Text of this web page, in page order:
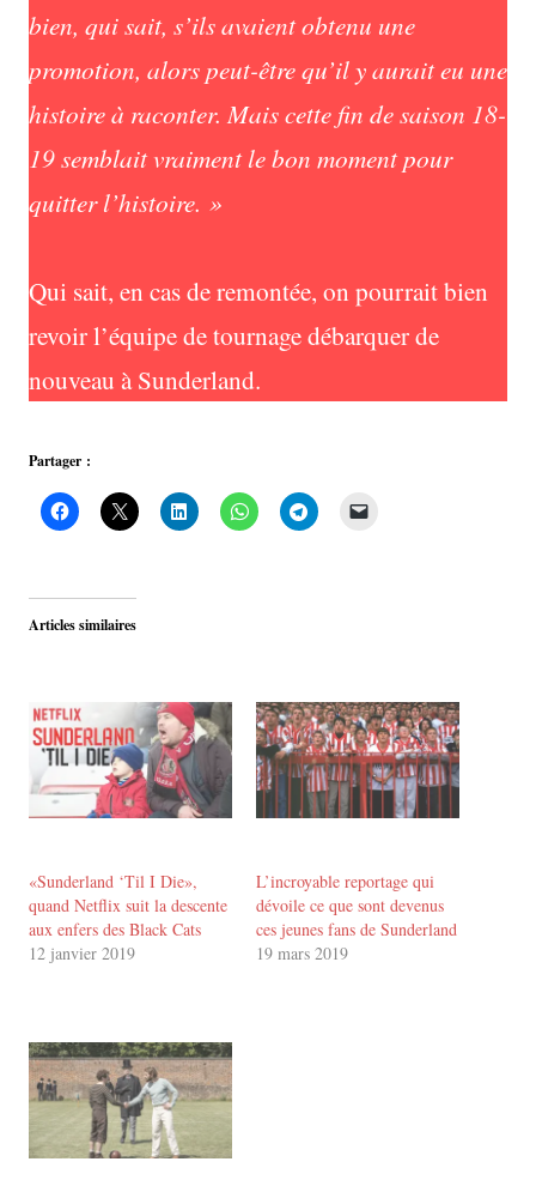
bien, qui sait, s’ils avaient obtenu une
promotion, alors peut-être qu’il y aurait eu une
histoire à raconter. Mais cette fin de saison 18-
19 semblait vraiment le bon moment pour
quitter l’histoire. »
Qui sait, en cas de remontée, on pourrait bien
revoir l’équipe de tournage débarquer de
nouveau à Sunderland.
Partager :
Articles similaires
«Sunderland ‘Til I Die»,
quand Netflix suit la descente
aux enfers des Black Cats
12 janvier 2019
L’incroyable reportage qui
dévoile ce que sont devenus
ces jeunes fans de Sunderland
19 mars 2019